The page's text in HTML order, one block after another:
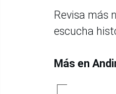
Revisa más
escucha
Más en